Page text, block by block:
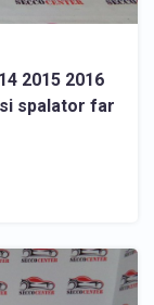
2015 2016
spalator far